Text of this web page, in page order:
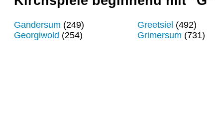
Gandersum (249)
Georgiwold (254)
Greetsiel (492)
Grimersum (731)